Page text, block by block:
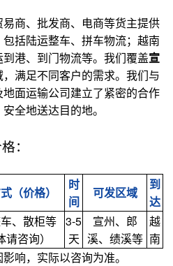
商、批发商、电商等货主提供
括陆运整车、拼车物流；越南
港、到门物流等。我们覆盖宣
满足不同客户的需求。我们与
面运输公司建立了紧密的合作
全地送达目的地。
：
（价格）
时
间
可发区域
到
达
、散柜等
请咨询）
3-5
天
宣州、郎
溪、绩溪等
越
南
响，实际以咨询为准。